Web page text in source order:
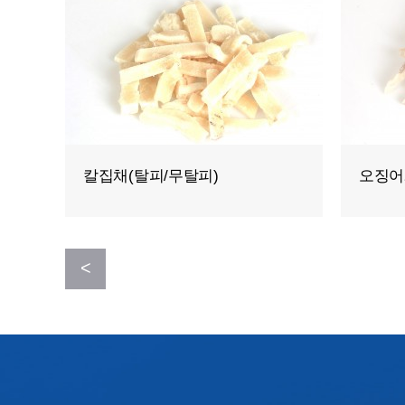
오징어링(탈피/무탈피) 몸통